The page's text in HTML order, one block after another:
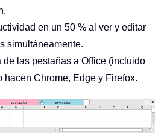
en un 50 % al ver y editar
simultáneamente.
de las pestañas a Office (incluido
hacen Chrome, Edge y Firefox.